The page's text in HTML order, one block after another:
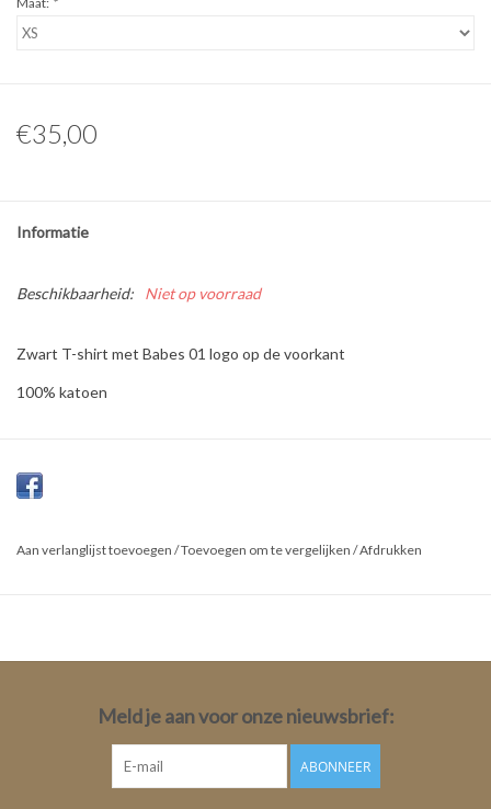
€35,00
Informatie
Beschikbaarheid: Niet op voorraad
Zwart T-shirt met Babes 01 logo op de voorkant
100% katoen
Aan verlanglijst toevoegen /Toevoegen om te vergelijken /Afdrukken
Meld je aan voor onze nieuwsbrief:
ABONNEER